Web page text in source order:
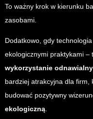
To ważny krok w kierunku
zasobami.
Dodatkowo, gdy
ekologicznymi praktykami –
wykorzystanie
bardziej atrakcyjna dla
budować pozytywny
ekologiczną